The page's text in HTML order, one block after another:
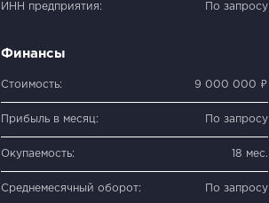
ИНН предприятия: По запросу
Финансы
Стоимость: 9 000 000 ₽
Прибыль в месяц: По запросу
Окупаемость: 18 мес.
Среднемесячный оборот: По запросу